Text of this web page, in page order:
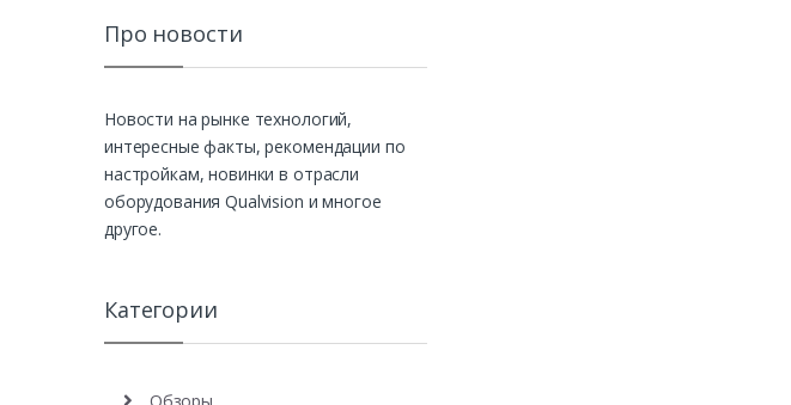
Про новости
Новости на рынке технологий,
интересные факты, рекомендации по
настройкам, новинки в отрасли
оборудования Qualvision и многое
другое.
Категории